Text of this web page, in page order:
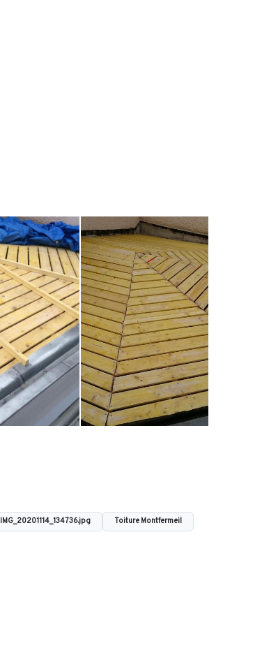
IMG_20201114_134736.jpg Toiture Montfermeil